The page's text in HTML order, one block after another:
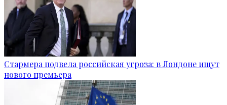
Стармера подвела российская угроза: в Лондоне ищут
нового премьера